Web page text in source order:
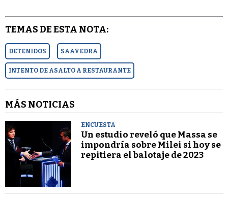
TEMAS DE ESTA NOTA:
DETENIDOS SAAVEDRA
INTENTO DE ASALTO A RESTAURANTE
MÁS NOTICIAS
ENCUESTA
Un estudio reveló que Massa se
impondría sobre Milei si hoy se
repitiera el balotaje de 2023